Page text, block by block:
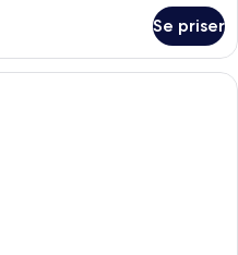
Se priser
Suite, 1 soverom | Allergitestet